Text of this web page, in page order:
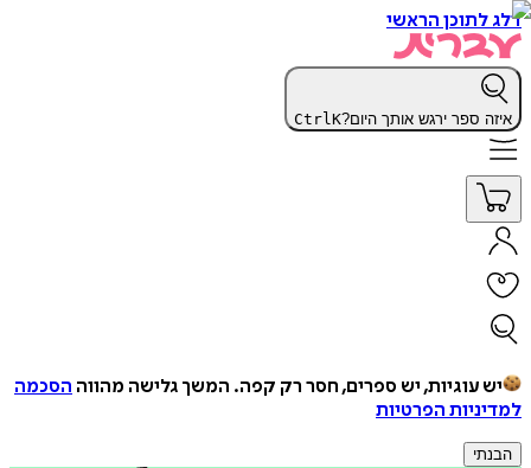
דלג לתוכן הראשי
איזה ספר ירגש אותך היום? CtrlK
יש עוגיות, יש ספרים, חסר רק קפה. המשך גלישה מהווה הסכמה
למדיניות הפרטיות
הבנתי